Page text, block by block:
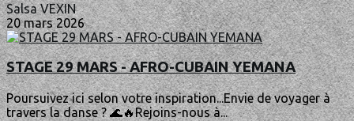
Salsa VEXIN
20 mars 2026
STAGE 29 MARS - AFRO-CUBAIN YEMANA
Poursuivez ici selon votre inspiration...Envie de voyager à
travers la danse ? 🌊🔥Rejoins-nous à...